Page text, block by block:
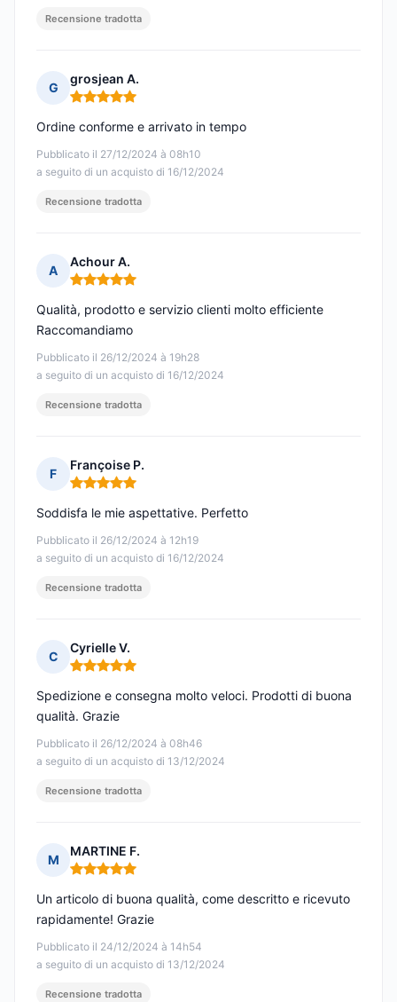
Recensione tradotta
G
grosjean A.
Nota: 5 su 5
Pubblicato il 27/12/2024 à 08h10
a seguito di un acquisto di 16/12/2024
Ordine conforme e arrivato in tempo
Recensione tradotta
A
Achour A.
Nota: 5 su 5
Pubblicato il 26/12/2024 à 19h28
a seguito di un acquisto di 16/12/2024
Qualità, prodotto e servizio clienti molto efficiente
Raccomandiamo
Recensione tradotta
F
Françoise P.
Nota: 5 su 5
Pubblicato il 26/12/2024 à 12h19
a seguito di un acquisto di 16/12/2024
Soddisfa le mie aspettative. Perfetto
Recensione tradotta
C
Cyrielle V.
Nota: 5 su 5
Pubblicato il 26/12/2024 à 08h46
a seguito di un acquisto di 13/12/2024
Spedizione e consegna molto veloci. Prodotti di buona
qualità. Grazie
Recensione tradotta
M
MARTINE F.
Nota: 5 su 5
Pubblicato il 24/12/2024 à 14h54
a seguito di un acquisto di 13/12/2024
Un articolo di buona qualità, come descritto e ricevuto
rapidamente! Grazie
Recensione tradotta